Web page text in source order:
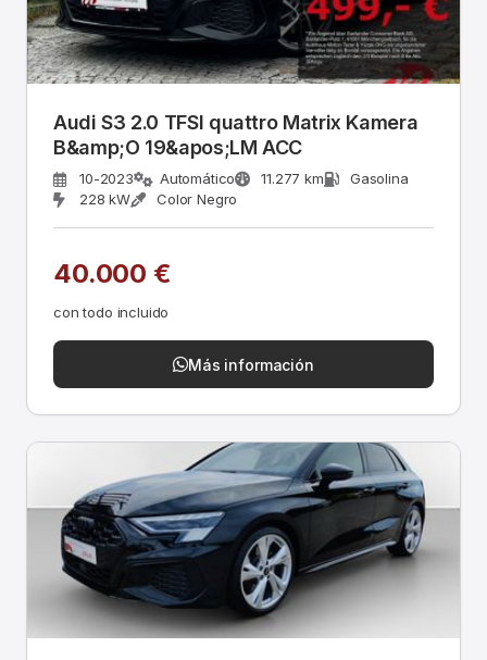
Audi S3 2.0 TFSI quattro Matrix Kamera
B&amp;O 19&apos;LM ACC
10-2023 Automático 11.277 km
Gasolina
228 kW
Color Negro
40.000 €
con todo incluido
Más información